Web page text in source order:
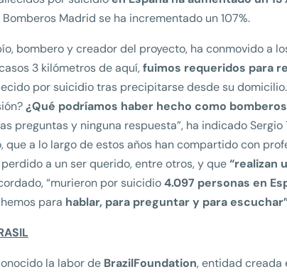
Madrid se ha incrementado un 107%.
bombero y creador del proyecto, ha conmovido a
3 kilómetros de aquí,fuimos requeridos para
por suicidio tras precipitarse desde su domicilio.
¿Qué podríamos haber hecho como
preguntas y ninguna respuesta”, ha indicado
a lo largo de estos años han compartido con
a un ser querido, entre otros, y que“realizan
“murieron por suicidio4.097 personas en
para hablar, para preguntar y para
la labor de BrazilFoundation, entidad creada